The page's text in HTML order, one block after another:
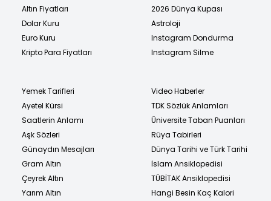
Altın Fiyatları
Dolar Kuru
Euro Kuru
Kripto Para Fiyatları
2026 Dünya Kupası
Astroloji
Instagram Dondurma
Instagram Silme
Yemek Tarifleri
Ayetel Kürsi
Saatlerin Anlamı
Aşk Sözleri
Günaydın Mesajları
Gram Altın
Çeyrek Altın
Yarım Altın
Video Haberler
TDK Sözlük Anlamları
Üniversite Taban Puanları
Rüya Tabirleri
Dünya Tarihi ve Türk Tarihi
İslam Ansiklopedisi
TÜBİTAK Ansiklopedisi
Hangi Besin Kaç Kalori